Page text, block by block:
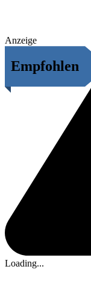
Anzeige
Empfohlen
Loading...